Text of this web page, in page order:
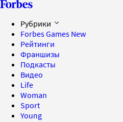
Рубрики
Forbes Games New
Рейтинги
Франшизы
Подкасты
Видео
Life
Woman
Sport
Young